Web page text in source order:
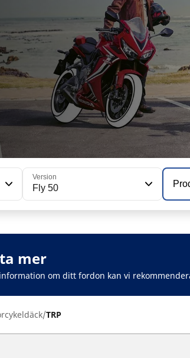
Version
Fly 50
mer
om ditt fordon kan vi
TRP